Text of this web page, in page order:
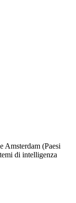
(Paesi
di intelligenza